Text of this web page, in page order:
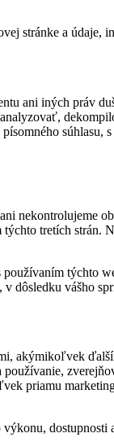
stránke a údaje,
ani iných práv
súhlasu,
nekontrolujeme
tretích strán.
týchto
vášho
akýmikoľvek
priamu
dostupnosti